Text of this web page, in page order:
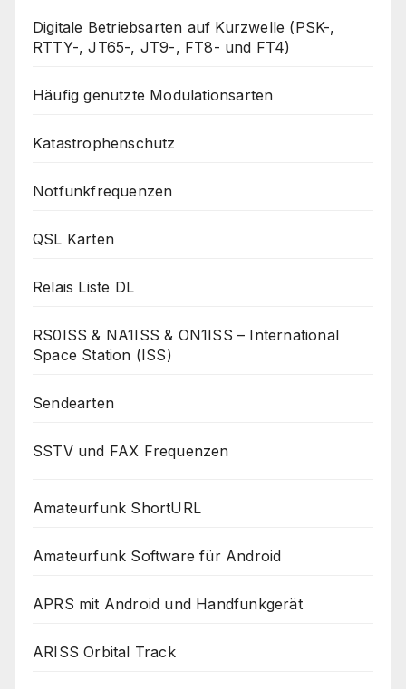
Digitale Betriebsarten auf Kurzwelle (PSK-,
RTTY-, JT65-, JT9-, FT8- und FT4)
Häufig genutzte Modulationsarten
Katastrophenschutz
Notfunkfrequenzen
QSL Karten
Relais Liste DL
RS0ISS & NA1ISS & ON1ISS – International
Space Station (ISS)
Sendearten
SSTV und FAX Frequenzen
Amateurfunk ShortURL
Amateurfunk Software für Android
APRS mit Android und Handfunkgerät
ARISS Orbital Track